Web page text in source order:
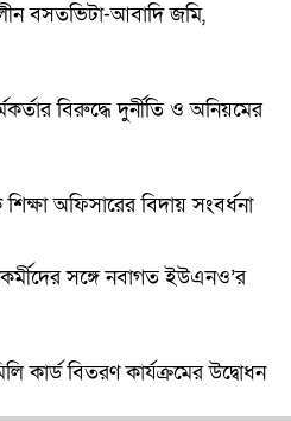
বসতভিটা-আবাদি জমি,
বিরুদ্ধে দুর্নীতি ও অনিয়মের
অফিসারের বিদায় সংবর্ধনা
সঙ্গে নবাগত ইউএনও’র
কার্ড বিতরণ কার্যক্রমের উদ্বোধন